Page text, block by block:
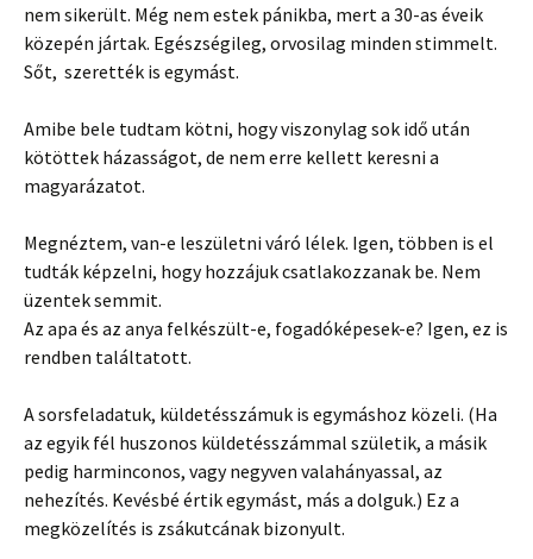
nem sikerült. Még nem estek pánikba, mert a 30-as éveik
közepén jártak. Egészségileg, orvosilag minden stimmelt.
Sőt, szerették is egymást.
Amibe bele tudtam kötni, hogy viszonylag sok idő után
kötöttek házasságot, de nem erre kellett keresni a
magyarázatot.
Megnéztem, van-e leszületni váró lélek. Igen, többen is el
tudták képzelni, hogy hozzájuk csatlakozzanak be. Nem
üzentek semmit.
Az apa és az anya felkészült-e, fogadóképesek-e? Igen, ez is
rendben találtatott.
A sorsfeladatuk, küldetésszámuk is egymáshoz közeli. (Ha
az egyik fél huszonos küldetésszámmal születik, a másik
pedig harminconos, vagy negyven valahányassal, az
nehezítés. Kevésbé értik egymást, más a dolguk.) Ez a
megközelítés is zsákutcának bizonyult.